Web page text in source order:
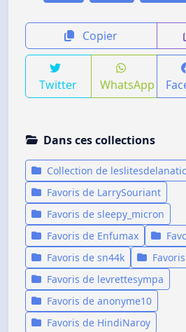
Copier
Twitter WhatsApp
Dans ces collections
Collection de
Favoris de LarrySouriant
Favoris de sleepy_micron
Favoris de Enfumax
Favoris de sn44k
Favoris de levrettesympa
Favoris de anonyme10
Favoris de HindiNaroy